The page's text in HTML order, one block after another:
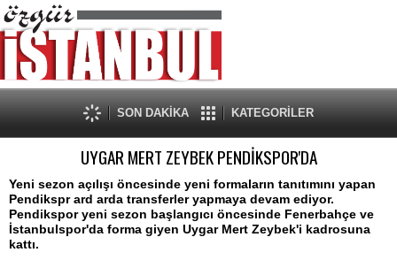
SON DAKİKA KATEGORİLER
UYGAR MERT ZEYBEK PENDİKSPOR'DA
Yeni sezon açılışı öncesinde yeni formaların tanıtımını yapan
Pendikspr ard arda transferler yapmaya devam ediyor.
Pendikspor yeni sezon başlangıcı öncesinde Fenerbahçe ve
İstanbulspor'da forma giyen Uygar Mert Zeybek'i kadrosuna
kattı.